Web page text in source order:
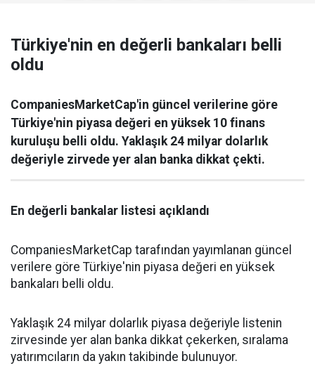
Türkiye'nin en değerli bankaları belli
oldu
CompaniesMarketCap'in güncel verilerine göre
Türkiye'nin piyasa değeri en yüksek 10 finans
kuruluşu belli oldu. Yaklaşık 24 milyar dolarlık
değeriyle zirvede yer alan banka dikkat çekti.
En değerli bankalar listesi açıklandı
CompaniesMarketCap tarafından yayımlanan güncel
verilere göre Türkiye'nin piyasa değeri en yüksek
bankaları belli oldu.
Yaklaşık 24 milyar dolarlık piyasa değeriyle listenin
zirvesinde yer alan banka dikkat çekerken, sıralama
yatırımcıların da yakın takibinde bulunuyor.